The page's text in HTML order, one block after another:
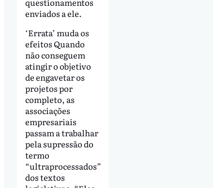
enviados a ele.
‘Errata’ muda os
efeitos Quando
não conseguem
atingir o objetivo
de engavetar os
projetos por
completo, as
associações
empresariais
passam a trabalhar
pela supressão do
termo
“ultraprocessados”
dos textos